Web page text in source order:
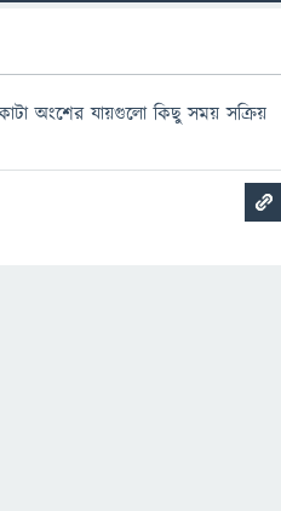
অংশের যায়গুলো কিছু সময় সক্রিয়